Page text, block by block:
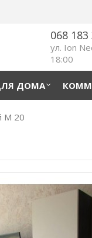
068 183
ул. Ion
18:00
ДОМА
M 20